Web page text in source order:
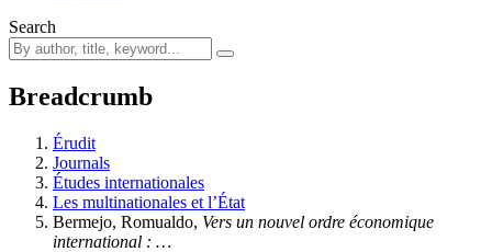
Search
Breadcrumb
Érudit
Journals
Études internationales
Les multinationales et l’État
Bermejo, Romualdo, Vers un nouvel ordre économique
international : …